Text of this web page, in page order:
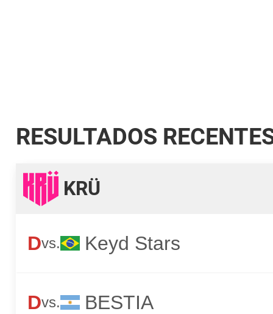
RESULTADOS
KRÜ
Dvs. Keyd Stars
Dvs. BESTIA